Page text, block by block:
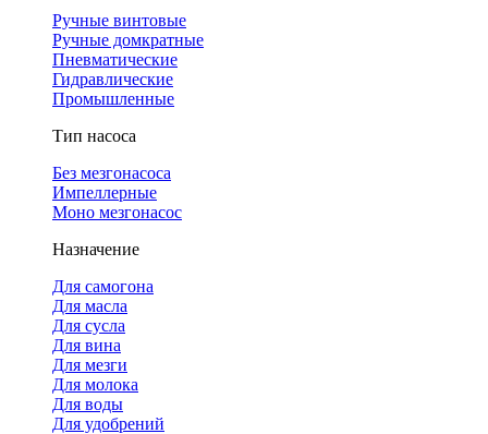
Ручные винтовые
Ручные домкратные
Пневматические
Гидравлические
Промышленные
Тип насоса
Без мезгонасоса
Импеллерные
Моно мезгонасос
Назначение
Для самогона
Для масла
Для сусла
Для вина
Для мезги
Для молока
Для воды
Для удобрений